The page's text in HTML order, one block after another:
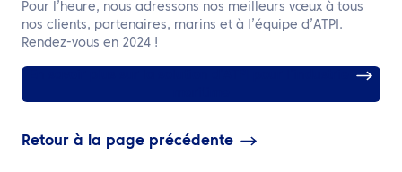
Pour l’heure, nous adressons nos meilleurs vœux à tous
nos clients, partenaires, marins et à l’équipe d’ATPI.
Rendez-vous en 2024 !
Retour à la page précédente